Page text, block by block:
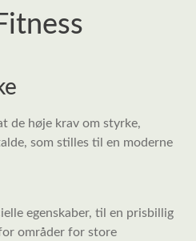
de høje krav om styrke,
som stilles til en moderne
egenskaber, til en prisbillig
områder for store